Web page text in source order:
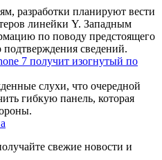
разработки планируют вести
линейки Y. Западным
по поводу предстоящего
сведений.
7 получит изогнутый по
слухи, что очередной
гибкую панель, которая
свежие новости и